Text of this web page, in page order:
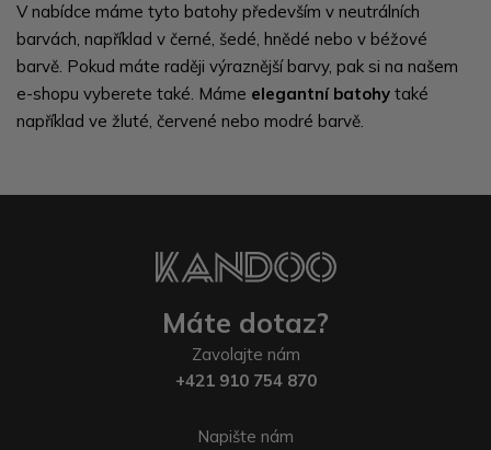
V nabídce máme tyto batohy především v neutrálních
barvách, například v černé, šedé, hnědé nebo v béžové
barvě. Pokud máte raději výraznější barvy, pak si na našem
e-shopu vyberete také. Máme elegantní batohy také
například ve žluté, červené nebo modré barvě.
Máte dotaz?
Zavolajte nám
+421 910 754 870
Napište nám